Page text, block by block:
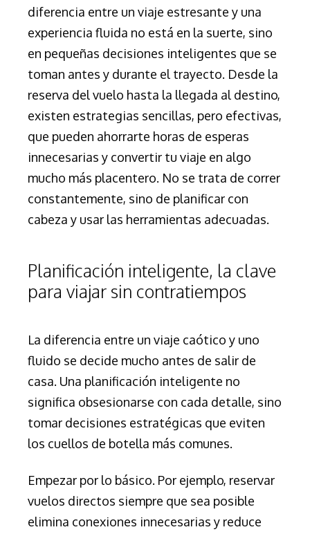
diferencia entre un viaje estresante y una
experiencia fluida no está en la suerte, sino
en pequeñas decisiones inteligentes que se
toman antes y durante el trayecto. Desde la
reserva del vuelo hasta la llegada al destino,
existen estrategias sencillas, pero efectivas,
que pueden ahorrarte horas de esperas
innecesarias y convertir tu viaje en algo
mucho más placentero. No se trata de correr
constantemente, sino de planificar con
cabeza y usar las herramientas adecuadas.
Planificación inteligente, la clave
para viajar sin contratiempos
La diferencia entre un viaje caótico y uno
fluido se decide mucho antes de salir de
casa. Una planificación inteligente no
significa obsesionarse con cada detalle, sino
tomar decisiones estratégicas que eviten
los cuellos de botella más comunes.
Empezar por lo básico. Por ejemplo, reservar
vuelos directos siempre que sea posible
elimina conexiones innecesarias y reduce